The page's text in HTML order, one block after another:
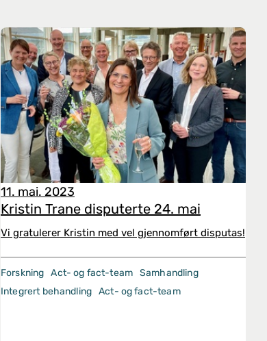
11. mai. 2023
Kristin Trane disputerte 24. mai
Vi gratulerer Kristin med vel gjennomført disputas!
Forskning Act- og fact-team Samhandling
Integrert behandling Act- og fact-team